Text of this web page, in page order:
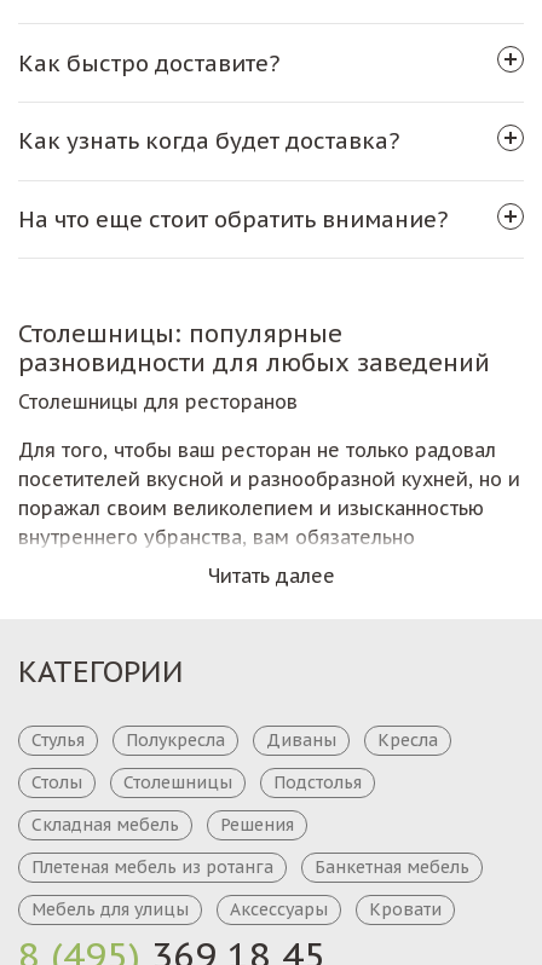
Как быстро доставите?
Как узнать когда будет доставка?
На что еще стоит обратить внимание?
Столешницы: популярные
разновидности для любых заведений
Столешницы для ресторанов
Для того, чтобы ваш ресторан не только радовал
посетителей вкусной и разнообразной кухней, но и
поражал своим великолепием и изысканностью
внутреннего убранства, вам обязательно
необходимо продумать каждый предмет мебели.
работы. Качественные столешницы, изготовленные
способны сделать заведение функциональным и
красивым. Клиенты приходят в ресторан для
отдыха или обеда, поговорить с друзьями, для
деловых переговоров.
Кухонные столешницы в кафе
Какими чертами должно обладать современное
кафе для того, чтобы его посещаемость оставалась
Читать далее
8 (495) 369 18 45
КАТЕГОРИИ
Стулья Полукресла Диваны
Кресла
Столы
Столешницы
Подстолья
Складная мебель
Решения
Плетеная мебель из ротанга
Банкетная мебель
Мебель для улицы
Аксессуары Кровати